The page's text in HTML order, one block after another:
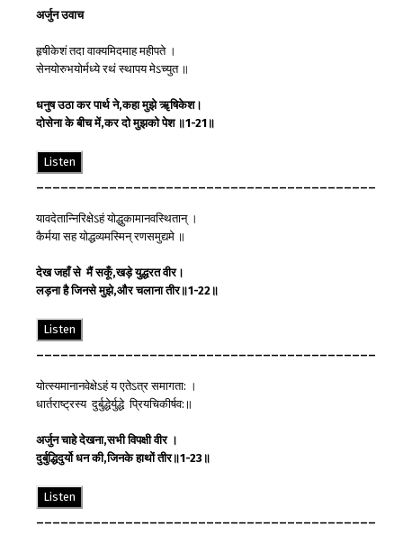
अर्जुन उवाच
हृषीकेशं तदा वाक्यमिदमाह महीपते ।
सेनयोरुभयोर्मध्ये रथं स्थापय मेऽच्युत ॥
धनुषउठाकरपार्थने,कहा मुझेॠषिकेश।
दोसेनाकेबीच में,करदोमुझकोपेश ॥1-21 ॥
Listen
यावदेतान्निरिक्षेऽहं योद्धुकामानवस्थितान् ।
कैर्मया सह योद्धव्यमस्मिन् रणसमुद्यमे ॥
देखजहाँसे मैंसकूँ,खड़ेयुद्धरतवीर।
लड़नाहैजिनसेमुझे,औरचलानातीर॥1-22 ॥
Listen
योत्स्यमानानवेक्षेऽहं य एतेऽत्र समागता: ।
धार्तराष्ट्रस्य दुर्बुद्धेर्युद्धे प्रियचिकीर्षव:॥
अर्जुनचाहेदेखना,सभीविपक्षीवीर ।
दुर्बुद्धिदुर्यो धनकी,जिनकेहाथोंतीर॥1-23 ॥
Listen